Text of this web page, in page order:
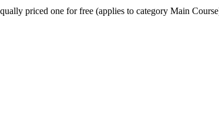
priced one for free (applies to category Main